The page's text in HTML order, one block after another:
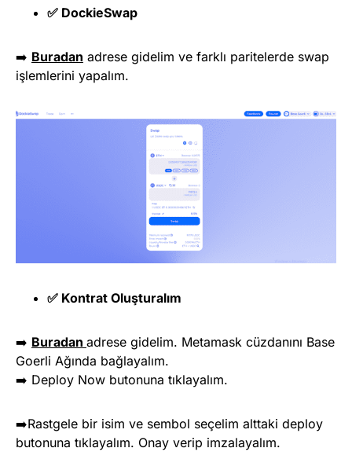
✅ DockieSwap
➡️ Buradan adrese gidelim ve farklı paritelerde swap
işlemlerini yapalım.
✅ Kontrat Oluşturalım
➡️ Buradan adrese gidelim. Metamask cüzdanını Base
Goerli Ağında bağlayalım.
➡️ Deploy Now butonuna tıklayalım.
➡️Rastgele bir isim ve sembol seçelim alttaki deploy
butonuna tıklayalım. Onay verip imzalayalım.